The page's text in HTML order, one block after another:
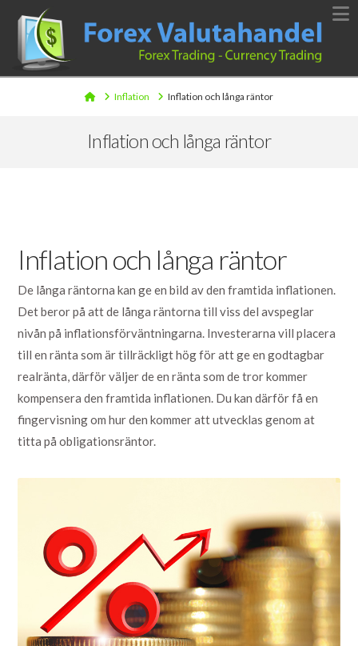
HomeInflation Inflation och långa räntor
Inflation och långa räntor
Inflation och långa räntor
De långa räntorna kan ge en bild av den framtida inflationen.
Det beror på att de långa räntorna till viss del avspeglar
nivån på inflationsförväntningarna. Investerarna vill placera
till en ränta som är tillräckligt hög för att ge en godtagbar
realränta, därför väljer de en ränta som de tror kommer
kompensera den framtida inflationen. Du kan därför få en
fingervisning om hur den kommer att utvecklas genom at
titta på obligationsräntor.